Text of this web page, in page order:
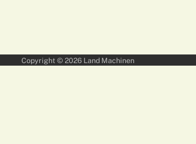
Copyright © 2026 Land Machinen